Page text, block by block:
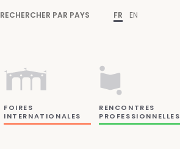
RECHERCHER PAR PAYS FR EN
FOIRES
INTERNATIONALES
RENCONTRES
PROFESSIONNELLES